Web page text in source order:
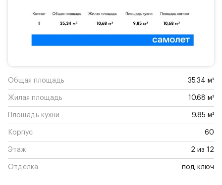
Общая площадь 35.34 м²
Жилая площадь 10.68 м²
Площадь кухни 9.85 м²
Корпус 60
Этаж 2 из 12
Отделка под ключ